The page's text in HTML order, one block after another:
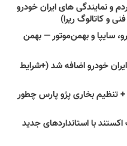
و نمایندگی های ایران خودرو
و کاتالوگ ریرا)
سایپا و بهمن‌موتور — بهمن
خودرو اضافه شد (+شرایط
تنظیم بخاری پژو پارس چطور
اکستند با استانداردهای جدید